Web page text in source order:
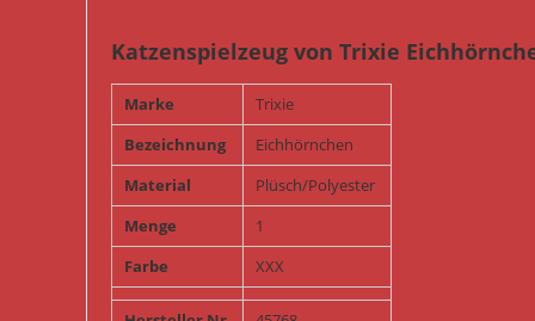
Katzenspielzeug von Trixie
Marke
Trixie
Bezeichnung
Eichhörnchen
Material
Plüsch/Polyester
Menge
1
Farbe
XXX